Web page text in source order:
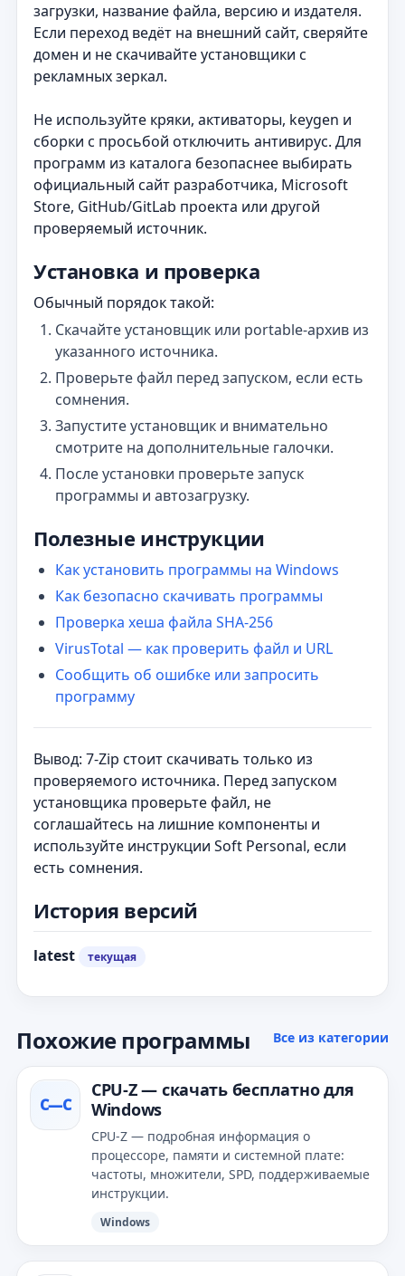
загрузки, название файла, версию и издателя.
Если переход ведёт на внешний сайт, сверяйте
домен и не скачивайте установщики с
рекламных зеркал.
Не используйте кряки, активаторы, keygen и
сборки с просьбой отключить антивирус. Для
программ из каталога безопаснее выбирать
официальный сайт разработчика, Microsoft
Store, GitHub/GitLab проекта или другой
проверяемый источник.
Установка и проверка
Обычный порядок такой:
Скачайте установщик или portable-архив из
указанного источника.
Проверьте файл перед запуском, если есть
сомнения.
Запустите установщик и внимательно
смотрите на дополнительные галочки.
После установки проверьте запуск
программы и автозагрузку.
Полезные инструкции
Как установить программы на Windows
Как безопасно скачивать программы
Проверка хеша файла SHA-256
VirusTotal — как проверить файл и URL
Сообщить об ошибке или запросить
программу
Вывод: 7-Zip стоит скачивать только из
проверяемого источника. Перед запуском
установщика проверьте файл, не
соглашайтесь на лишние компоненты и
используйте инструкции Soft Personal, если
есть сомнения.
История версий
latest текущая
Похожие программы Все из категории
C—С
CPU‑Z — скачать бесплатно для
Windows
CPU‑Z — подробная информация о
процессоре, памяти и системной плате:
частоты, множители, SPD, поддерживаемые
инструкции.
Windows